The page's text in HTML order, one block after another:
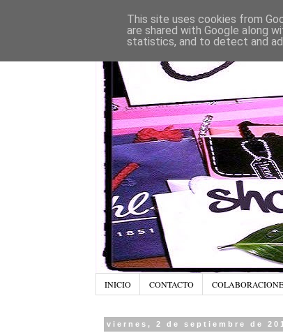
INICIO CONTACTO
viernes, 2 de septiembre de
This site uses cookies from
are shared with Google along
statistics, and to detect and